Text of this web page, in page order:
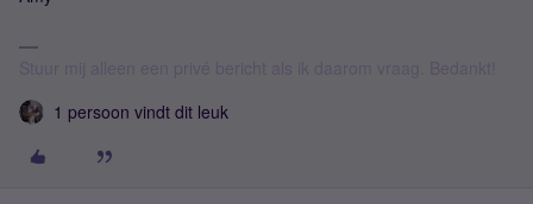
1 persoon vindt dit leuk